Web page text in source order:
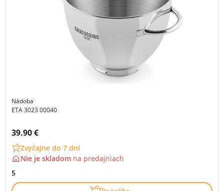
Nádoba
ETA 3023 00040
Cena s DPH:
39.90 €
Zvyčajne do 7 dní
Nie je skladom na predajniach
5